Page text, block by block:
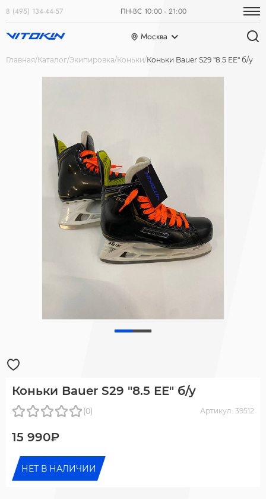
8 (495) 134-44-57 ПН-ВС 10:00 - 21:00
Москва
Главная Каталог Экипировка Коньки Коньки Bauer S29 "8.5 EE" б/у
Коньки Bauer S29 "8.5 EE" б/у
(0) Артикул: 39512
15 990₽
НЕТ В НАЛИЧИИ